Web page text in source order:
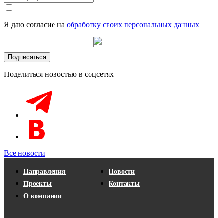
Я даю согласие на обработку своих персональных данных
Поделиться новостью в соцсетях
Все новости
Направления
Проекты
О компании
Новости
Контакты